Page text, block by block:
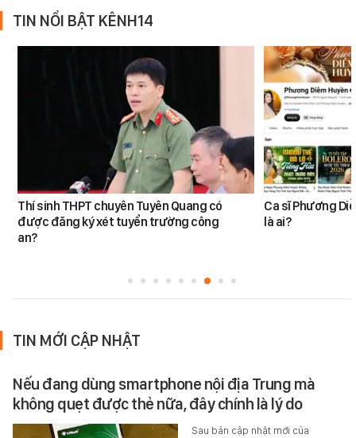
TIN NỔI BẬT KÊNH14
Thí sinh THPT chuyên Tuyên Quang có
được đăng ký xét tuyển trường công
an?
Ca sĩ Phương
là ai?
TIN MỚI CẬP NHẬT
Nếu đang dùng smartphone nội địa Trung mà
không quẹt được thẻ nữa, đây chính là lý do
Sau bản cập nhật mới của